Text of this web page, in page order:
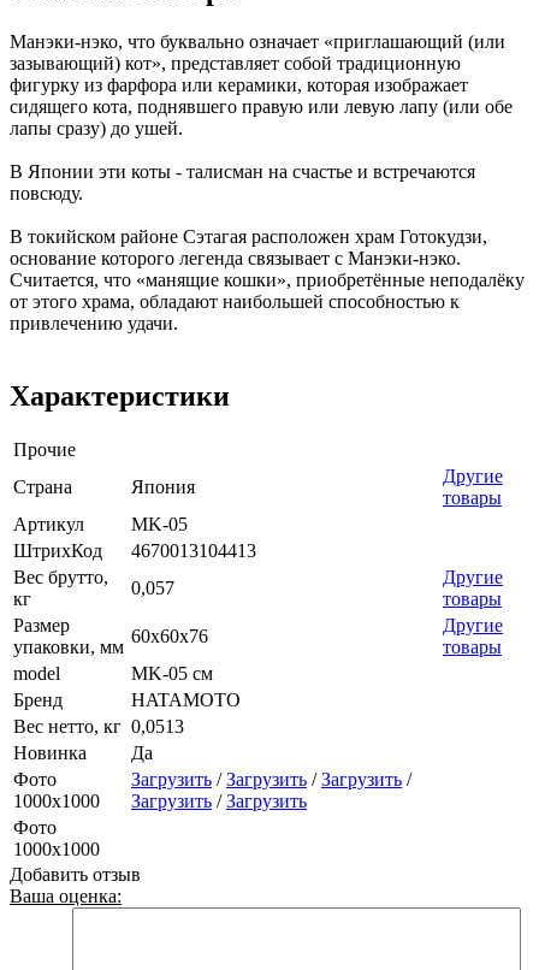
Манэки-нэко, что буквально означает «приглашающий (или
зазывающий) кот», представляет собой традиционную
фигурку из фарфора или керамики, которая изображает
сидящего кота, поднявшего правую или левую лапу (или обе
лапы сразу) до ушей.
В Японии эти коты - талисман на счастье и встречаются
повсюду.
В токийском районе Сэтагая расположен храм Готокудзи,
основание которого легенда связывает с Манэки-нэко.
Считается, что «манящие кошки», приобретённые неподалёку
от этого храма, обладают наибольшей способностью к
привлечению удачи.
Характеристики
Прочие
Страна
Япония
Другие
товары
Артикул
MK-05
ШтрихКод
4670013104413
Вес брутто,
кг
0,057
Другие
товары
Размер
упаковки, мм
60х60х76
Другие
товары
model
MK-05 см
Бренд
HATAMOTO
Вес нетто, кг 0,0513
Новинка
Да
Фото
1000х1000
Загрузить /Загрузить /Загрузить /
Загрузить /Загрузить
Фото
1000х1000
Добавить отзыв
Ваша оценка: